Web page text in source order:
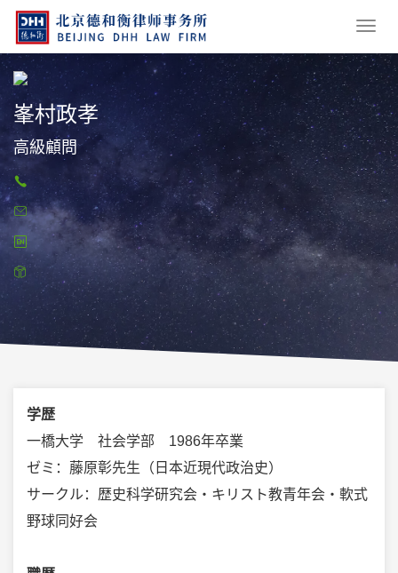
峯村政孝
高級顧問
学歴
一橋大学 社会学部 1986年卒業
ゼミ：藤原彰先生（日本近現代政治史）
サークル：歴史科学研究会・キリスト教青年会・軟式
野球同好会